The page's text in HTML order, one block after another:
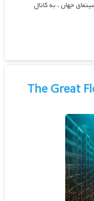
جهان ، به کانال